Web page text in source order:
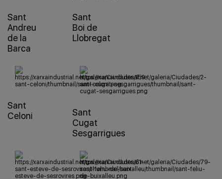
Sant
Andreu
de la
Barca
Sant
Boi de
Llobregat
Sant
Celoni
Sant
Cugat
Sesgarrigues